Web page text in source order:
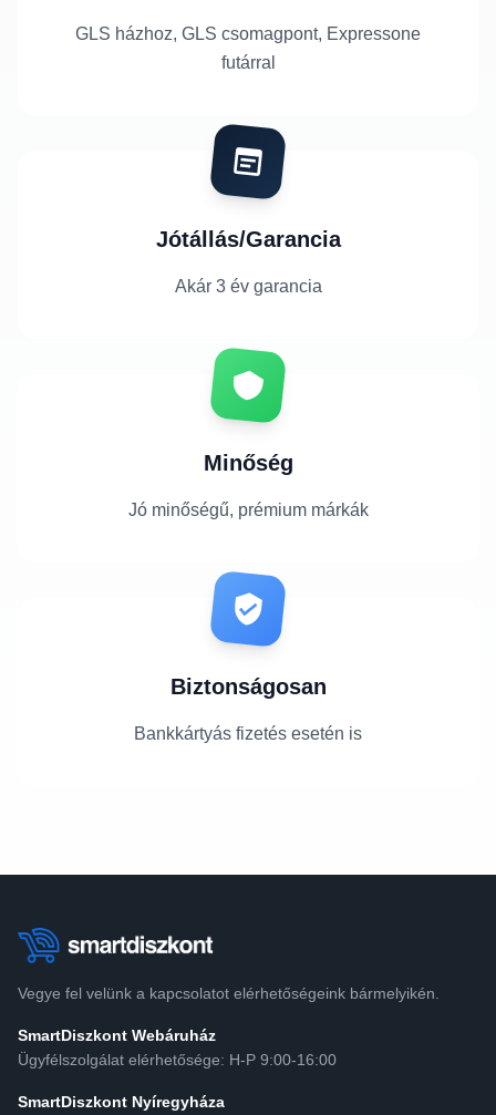
GLS házhoz, GLS csomagpont, Expressone
futárral
Jótállás/Garancia
Akár 3 év garancia
Minőség
Jó minőségű, prémium márkák
Biztonságosan
Bankkártyás fizetés esetén is
Vegye fel velünk a kapcsolatot elérhetőségeink bármelyikén.
SmartDiszkont Webáruház
Ügyfélszolgálat elérhetősége: H-P 9:00-16:00
SmartDiszkont Nyíregyháza